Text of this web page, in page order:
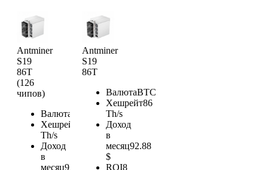
Antminer
S19
86T
(126
чипов)
Валюта
Хешрейт
Th/s
Доход
в
месяц92.88
Antminer
S19
86T
ВалютаBTC
Хешрейт86
Th/s
Доход
в
месяц92.88
$
ROI8